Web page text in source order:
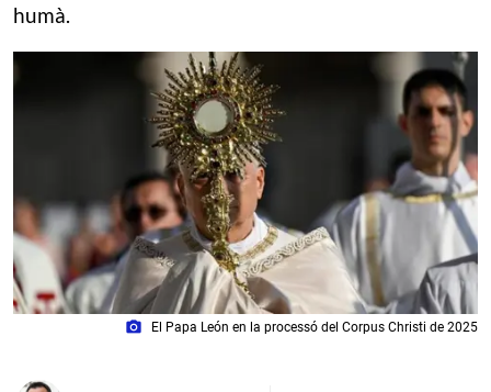
humà.
photo_camera El Papa León en la processó del Corpus Christi de 2025